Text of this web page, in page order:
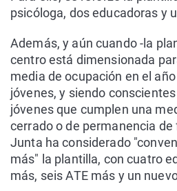
psicóloga, dos educadoras y
Además, y aún cuando -la
centro está dimensionada
media de ocupación en el
jóvenes, y siendo
jóvenes que cumplen una
cerrado o de permanencia de
Junta ha considerado
más" la plantilla, con cuatro
más, seis ATE más y un